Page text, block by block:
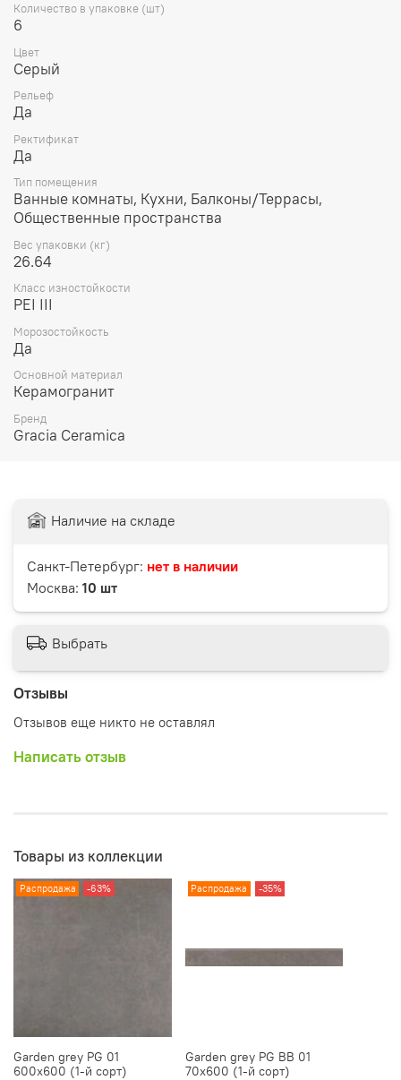
Количество в упаковке (шт)
6
Цвет
Серый
Рельеф
Да
Ректификат
Да
Тип помещения
Ванные комнаты, Кухни, Балконы/Террасы,
Общественные пространства
Вес упаковки (кг)
26.64
Класс изностойкости
PEI III
Морозостойкость
Да
Основной материал
Керамогранит
Бренд
Gracia Ceramica
Отзывы
Отзывов еще никто не оставлял
Написать отзыв
Наличие на складе
Санкт-Петербург: нет в наличии
Москва: 10 шт
Выбрать
Товары из коллекции
Распродажа -63%
Garden grey PG 01
600х600 (1-й сорт)
Распродажа -35%
Garden grey PG BB 01
70х600 (1-й сорт)